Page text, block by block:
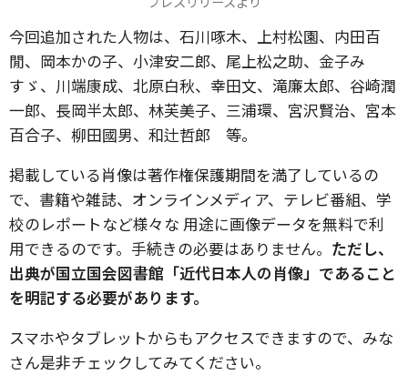
今回追加された人物は、石川啄木、上村松園、内田百
閒、岡本かの子、小津安二郎、尾上松之助、金子み
すゞ、川端康成、北原白秋、幸田文、滝廉太郎、谷崎潤
一郎、長岡半太郎、林芙美子、三浦環、宮沢賢治、宮本
百合子、柳田國男、和辻哲郎 等。
掲載している肖像は著作権保護期間を満了しているの
で、書籍や雑誌、オンラインメディア、テレビ番組、学
校のレポートなど様々な 用途に画像データを無料で利
用できるのです。手続きの必要はありません。 ただし、
出典が国立国会図書館「近代日本人の肖像」であること
を明記する必要があります。
スマホやタブレットからもアクセスできますので、みな
さん是非チェックしてみてください。